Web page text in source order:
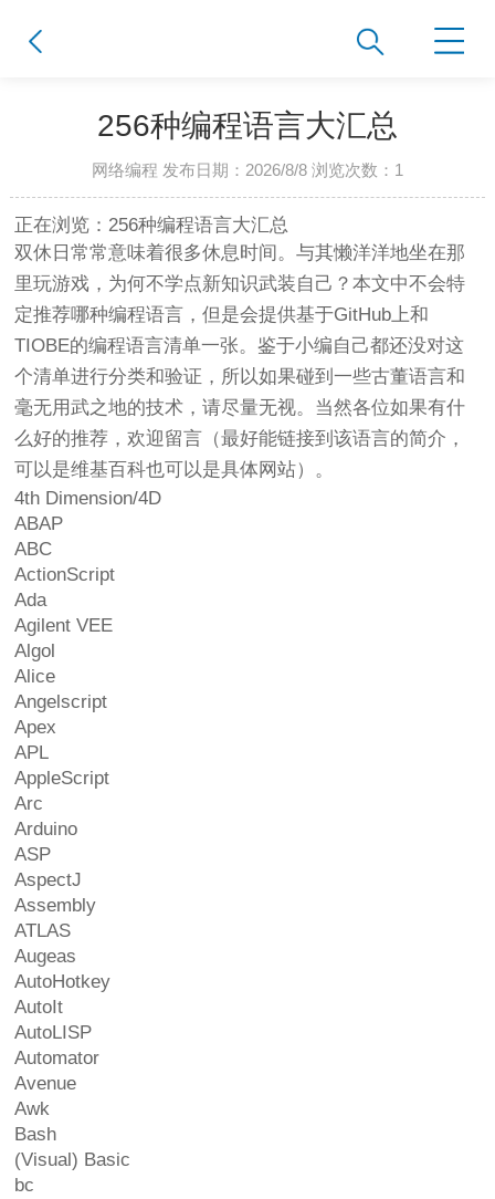
256种编程语言大汇总
网络编程 发布日期：2026/8/8 浏览次数： 1
正在浏览：256种编程语言大汇总
双休日常常意味着很多休息时间。与其懒洋洋地坐在那
里玩游戏，为何不学点新知识武装自己？本文中不会特
定推荐哪种编程语言，但是会提供基于GitHub上和
TIOBE的编程语言清单一张。鉴于小编自己都还没对这
个清单进行分类和验证，所以如果碰到一些古董语言和
毫无用武之地的技术，请尽量无视。当然各位如果有什
么好的推荐，欢迎留言（最好能链接到该语言的简介，
可以是维基百科也可以是具体网站）。
4th Dimension/4D
ABAP
ABC
ActionScript
Ada
Agilent VEE
Algol
Alice
Angelscript
Apex
APL
AppleScript
Arc
Arduino
ASP
AspectJ
Assembly
ATLAS
Augeas
AutoHotkey
AutoIt
AutoLISP
Automator
Avenue
Awk
Bash
(Visual) Basic
bc